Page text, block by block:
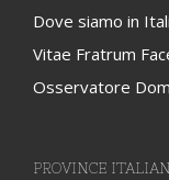
Dove siamo in
Vitae Fratrum
Osservatore
PROVINCE